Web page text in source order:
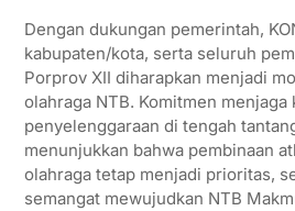
Dengan dukungan pemerintah,
kabupaten/kota, serta seluruh
Porprov XII diharapkan menjadi
olahraga NTB. Komitmen menjaga
penyelenggaraan di tengah
menunjukkan bahwa pembinaan
olahraga tetap menjadi prioritas,
semangat mewujudkan NTB